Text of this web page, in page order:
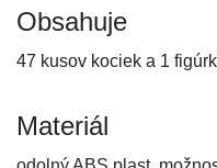
Obsahuje
47 kusov kociek a 1
Materiál